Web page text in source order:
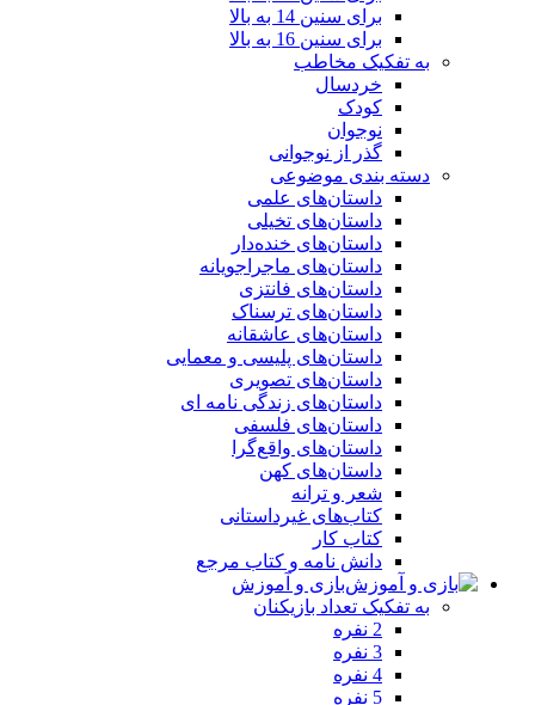
برای سنین 14 به بالا
برای سنین 16 به بالا
به تفکیک مخاطب
خردسال
کودک
نوجوان
گذر از نوجوانی
دسته بندی موضوعی
داستان‌های علمی‌
داستان‌های تخیلی
داستان‌های خنده‌دار
داستان‌های ماجراجویانه
داستان‌های فانتزی
داستان‌های ترسناک
داستان‌های عاشقانه
داستان‌های پلیسی و معمایی
داستان‌های تصویری
داستان‌های زندگی‌ نامه‌ ای
داستان‌های فلسفی
داستان‌های واقع‌گرا
داستان‌های کهن
شعر و ترانه
کتاب‌های غیرداستانی
کتاب کار
دانش نامه و کتاب مرجع
بازی و آموزش
به تفکیک تعداد بازیکنان
2 نفره
3 نفره
4 نفره
5 نفره